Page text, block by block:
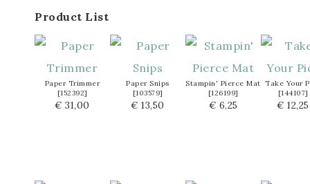
Product List
Paper Trimmer
[152392]
€ 31,00
Paper Snips
[103579]
€ 13,50
Stampin' Pierce Mat
[126199]
€ 6,25
Take Your
[144107]
€ 12,25